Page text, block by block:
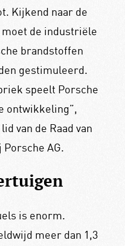
Kijkend naar de
de industriële
brandstoffen
gestimuleerd.
speelt Porsche
ontwikkeling”,
van de Raad van
AG.
is enorm.
meer dan 1,3